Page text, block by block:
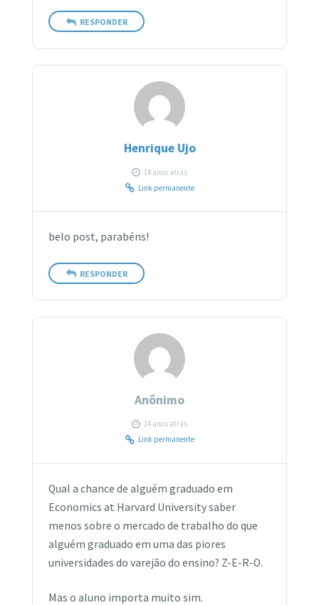
RESPONDER
Henrique Ujo
14 anos atrás
Link permanente
belo post, parabéns!
RESPONDER
Anônimo
14 anos atrás
Link permanente
Qual a chance de alguém graduado em
Economics at Harvard University saber
menos sobre o mercado de trabalho do que
alguém graduado em uma das piores
universidades do varejão do ensino? Z-E-R-O.
Mas o aluno importa muito sim.